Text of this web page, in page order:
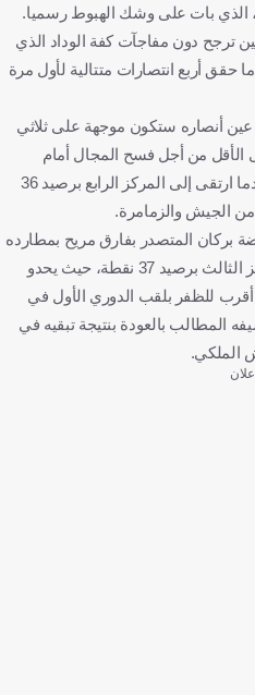
الذي بات على وشك الهبوط رسميا.
‏ترجح دون مفاجآت كفة الوداد الذي
حقق أربع ‏انتصارات متتالية لأول مرة
عين أنصاره ستكون موجهة على ثلاثي
الأقل من أجل فسح المجال أمام
فريقهم للارتقاء إلى مركز الوصافة بعدما ‏ارتقى إلى المركز الرابع برصيد 36
الجيش والزمامرة.‏
بركان المتصدر بفارق مريح بمطارده
المباشر نهضة ‏الزمامرة صاحب المركز الثالث برصيد 37 نقطة، حيث يحدو
للظفر بلقب الدوري الأول في
‏المطالب بالعودة بنتيجة تبقيه في
الملكي.